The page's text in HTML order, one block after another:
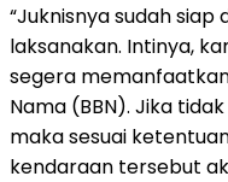
“Juknisnya sudah
laksanakan. Intinya,
segera
Nama (BBN). Jika
maka sesuai
kendaraan tersebut